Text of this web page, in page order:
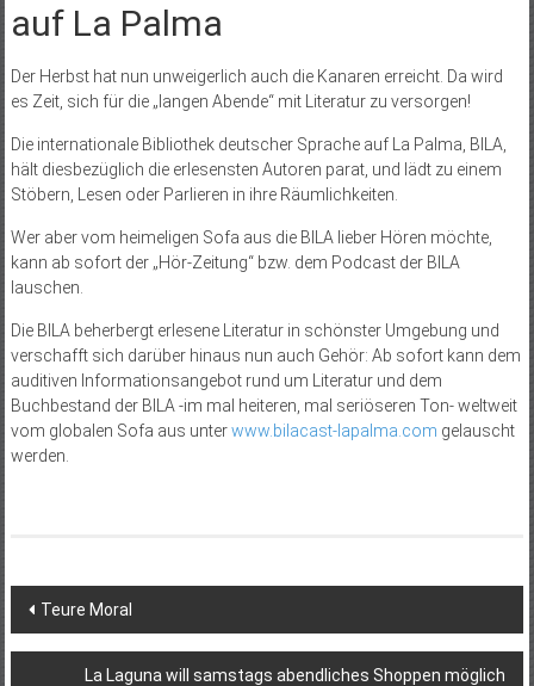
auf La Palma
Der Herbst hat nun unweigerlich auch die Kanaren erreicht. Da wird
es Zeit, sich für die „langen Abende“ mit Literatur zu versorgen!
Die internationale Bibliothek deutscher Sprache auf La Palma, BILA,
hält diesbezüglich die erlesensten Autoren parat, und lädt zu einem
Stöbern, Lesen oder Parlieren in ihre Räumlichkeiten.
Wer aber vom heimeligen Sofa aus die BILA lieber Hören möchte,
kann ab sofort der „Hör-Zeitung“ bzw. dem Podcast der BILA
lauschen.
Die BILA beherbergt erlesene Literatur in schönster Umgebung und
verschafft sich darüber hinaus nun auch Gehör: Ab sofort kann dem
auditiven Informationsangebot rund um Literatur und dem
Buchbestand der BILA -im mal heiteren, mal seriöseren Ton- weltweit
vom globalen Sofa aus unterwww.bilacast-lapalma.com gelauscht
werden.
Beitragsnavigation
Teure Moral
La Laguna will samstags abendliches Shoppen möglich